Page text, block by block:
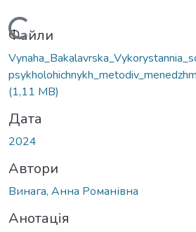
Файли
(1,11 MB)
Дата
2024
Автори
Винага, Анна Романівна
Анотація